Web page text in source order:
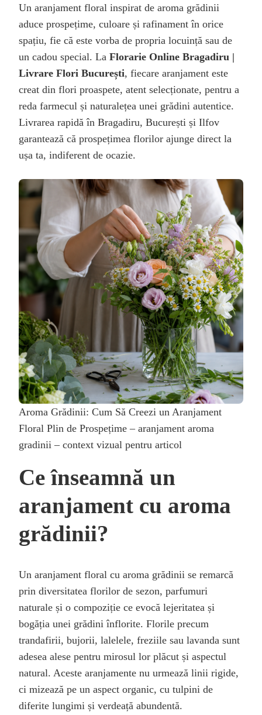
Un aranjament floral inspirat de aroma grădinii
aduce prospețime, culoare și rafinament în orice
spațiu, fie că este vorba de propria locuință sau de
un cadou special. La Florarie Online Bragadiru |
Livrare Flori București, fiecare aranjament este
creat din flori proaspete, atent selecționate, pentru a
reda farmecul și naturalețea unei grădini autentice.
Livrarea rapidă în Bragadiru, București și Ilfov
garantează că prospețimea florilor ajunge direct la
ușa ta, indiferent de ocazie.
Aroma Grădinii: Cum Să Creezi un Aranjament
Floral Plin de Prospețime – aranjament aroma
gradinii – context vizual pentru articol
Ce înseamnă un
aranjament cu aroma
grădinii?
Un aranjament floral cu aroma grădinii se remarcă
prin diversitatea florilor de sezon, parfumuri
naturale și o compoziție ce evocă lejeritatea și
bogăția unei grădini înflorite. Florile precum
trandafirii, bujorii, lalelele, freziile sau lavanda sunt
adesea alese pentru mirosul lor plăcut și aspectul
natural. Aceste aranjamente nu urmează linii rigide,
ci mizează pe un aspect organic, cu tulpini de
diferite lungimi și verdeață abundentă.